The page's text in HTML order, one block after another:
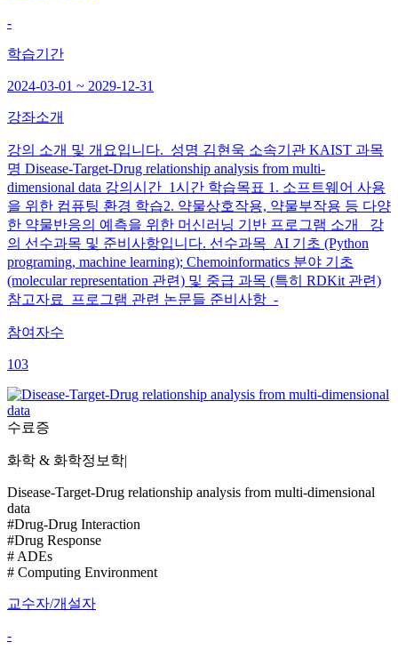
-
학습기간
2024-03-01 ~ 2029-12-31
강좌소개
강의 소개 및 개요입니다. 성명 김현욱 소속기관 KAIST 과목
명 Disease-Target-Drug relationship analysis from multi-
dimensional data 강의시간 1시간 학습목표 1. 소프트웨어 사용
을 위한 컴퓨팅 환경 학습2. 약물상호작용, 약물부작용 등 다양
한 약물반응의 예측을 위한 머신러닝 기반 프로그램 소개 강
의 선수과목 및 준비사항입니다. 선수과목 AI 기초 (Python
programing, machine learning); Chemoinformatics 분야 기초
(molecular representation 관련) 및 중급 과목 (특히 RDKit 관련)
참고자료 프로그램 관련 논문들 준비사항 -
참여자수
103
수료증
화학 & 화학정보학|
Disease-Target-Drug relationship analysis from multi-dimensional
data
#Drug-Drug Interaction
#Drug Response
# ADEs
# Computing Environment
교수자/개설자
-